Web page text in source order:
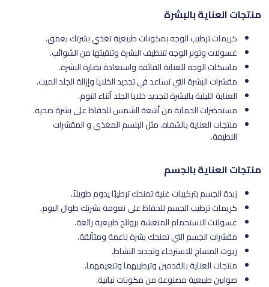
منتجات العناية بالبشرة
كريمات ترطيب الوجه بمكونات طبيعية تغذي بشرتك بعمق.
غسولات وتونر الوجه لتنظيف البشرة وتنقيتها من الشوائب.
ماسكات الوجه للعناية الفائقة واستعادة نضارة البشرة.
مقشرات البشرة التي تساعد في تجديد الخلايا وإزالة الجلد الميت.
العناية الليلية بالبشرة لتجديد خلايا الجلد أثناء النوم.
مستحضرات الحماية من أشعة الشمس للحفاظ على بشرة صحية.
منتجات العناية بالشفاه، مثل البلسم المغذي و المقشرات
اللطيفة.
منتجات العناية بالجسم
زبدة الجسم بتركيبات غنية تمنحك ترطيبًا يدوم طويلاً.
كريمات ترطيب الجسم للحفاظ على نعومة بشرتك طوال اليوم.
غسولات الاستحمام المنعشة بروائح طبيعية رائعة.
مقشرات الجسم التي تمنحك بشرة ناعمة ومتألقة.
زيوت المساج للاسترخاء وتجديد النشاط.
منتجات العناية بالقدمين وترطيبهما وتنعيمهما.
صوابين طبيعية مصنوعة من مكونات نباتية.